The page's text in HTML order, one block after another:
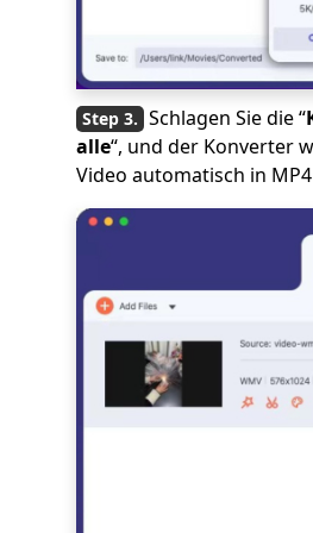
Schlagen Sie die “
alle“, und der Konverter
Video automatisch in